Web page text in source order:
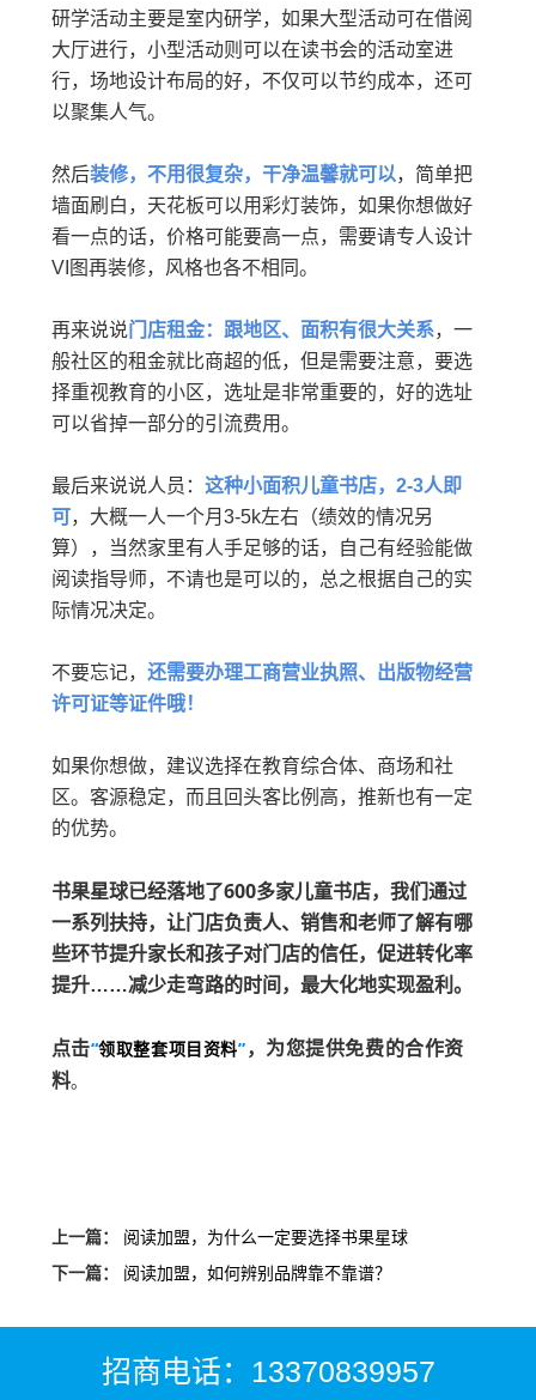
研学活动主要是室内研学，如果大型活动可在借阅
大厅进行，小型活动则可以在读书会的活动室进
行，场地设计布局的好，不仅可以节约成本，还可
以聚集人气。
然后装修，不用很复杂，干净温馨就可以，简单把
墙面刷白，天花板可以用彩灯装饰，如果你想做好
看一点的话，价格可能要高一点，需要请专人设计
VI图再装修，风格也各不相同。
再来说说门店租金：跟地区、面积有很大关系，一
般社区的租金就比商超的低，但是需要注意，要选
择重视教育的小区，选址是非常重要的，好的选址
可以省掉一部分的引流费用。
最后来说说人员： 这种小面积儿童书店，2-3人即
可，大概一人一个月3-5k左右（绩效的情况另
算），当然家里有人手足够的话，自己有经验能做
阅读指导师，不请也是可以的，总之根据自己的实
际情况决定。
不要忘记， 还需要办理工商营业执照、出版物经营
许可证等证件哦！
如果你想做，建议选择在教育综合体、商场和社
区。客源稳定，而且回头客比例高，推新也有一定
的优势。
书果星球已经落地了600多家儿童书店，我们通过
一系列扶持，让门店负责人、销售和老师了解有哪
些环节提升家长和孩子对门店的信任，促进转化率
提升……减少走弯路的时间，最大化地实现盈利。
点击“领取整套项目资料”，为您提供免费的合作资
料。
上一篇：
阅读加盟，为什么一定要选择书果星球
下一篇：
阅读加盟，如何辨别品牌靠不靠谱？
招商电话：13370839957